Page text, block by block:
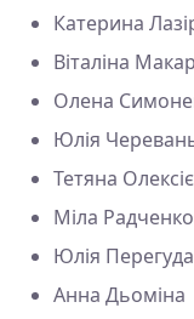
Катерина
Віталіна
Олена
Юлія
Тетяна
Міла Радченко
Юлія Перегуда
Анна Дьоміна